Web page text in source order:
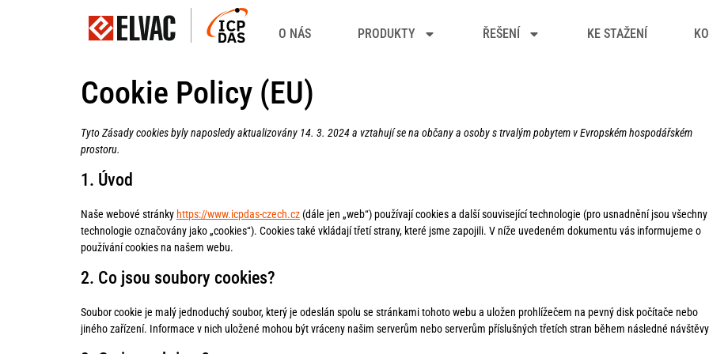
O NÁS PRODUKTY ŘEŠENÍ KE STAŽENÍ
Cookie Policy (EU)
Tyto Zásady cookies byly naposledy aktualizovány 14. 3. 2024 a vztahují se na občany a osoby s trvalým pobytem v Evropském hospodářském
prostoru.
1. Úvod
Naše webové stránky https://www.icpdas-czech.cz (dále jen „web“) používají cookies a další související technologie (pro usnadnění jsou všechny
technologie označovány jako „cookies“). Cookies také vkládají třetí strany, které jsme zapojili. V níže uvedeném dokumentu vás informujeme o
používání cookies na našem webu.
2. Co jsou soubory cookies?
Soubor cookie je malý jednoduchý soubor, který je odeslán spolu se stránkami tohoto webu a uložen prohlížečem na pevný disk počítače nebo
jiného zařízení. Informace v nich uložené mohou být vráceny našim serverům nebo serverům příslušných třetích stran během následné